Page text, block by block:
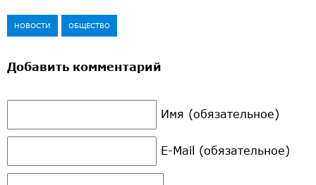
НОВОСТИ ОБЩЕСТВО
Добавить комментарий
Имя (обязательное)
E-Mail (обязательное)